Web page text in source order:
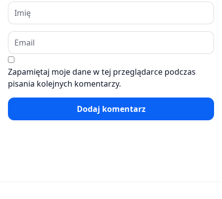
Zapamiętaj moje dane w tej przeglądarce podczas
pisania kolejnych komentarzy.
Dodaj komentarz